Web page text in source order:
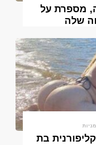
מספרת על
שלה
בת